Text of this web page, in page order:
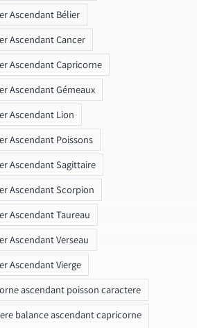
Ascendant Bélier
Ascendant Cancer
Ascendant Capricorne
Ascendant Gémeaux
Ascendant Lion
Ascendant Poissons
Ascendant Sagittaire
Ascendant Scorpion
Ascendant Taureau
Ascendant Verseau
Ascendant Vierge
ascendant poisson caractere
balance ascendant capricorne